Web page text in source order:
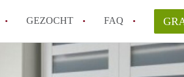
GEZOCHT FAQ
Hoe vind ik snel een kamer in Utrecht?